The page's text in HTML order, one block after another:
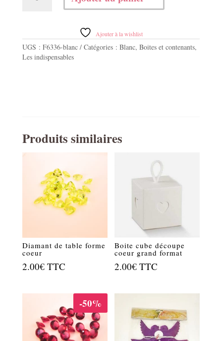
Ajouter à la wishlist
UGS : F6336-blanc Catégories : Blanc, Boites et contenants,
Les indispensables
Produits similaires
Diamant de table forme
coeur
2.00€ TTC
Boite cube découpe
coeur grand format
2.00€ TTC
-50%